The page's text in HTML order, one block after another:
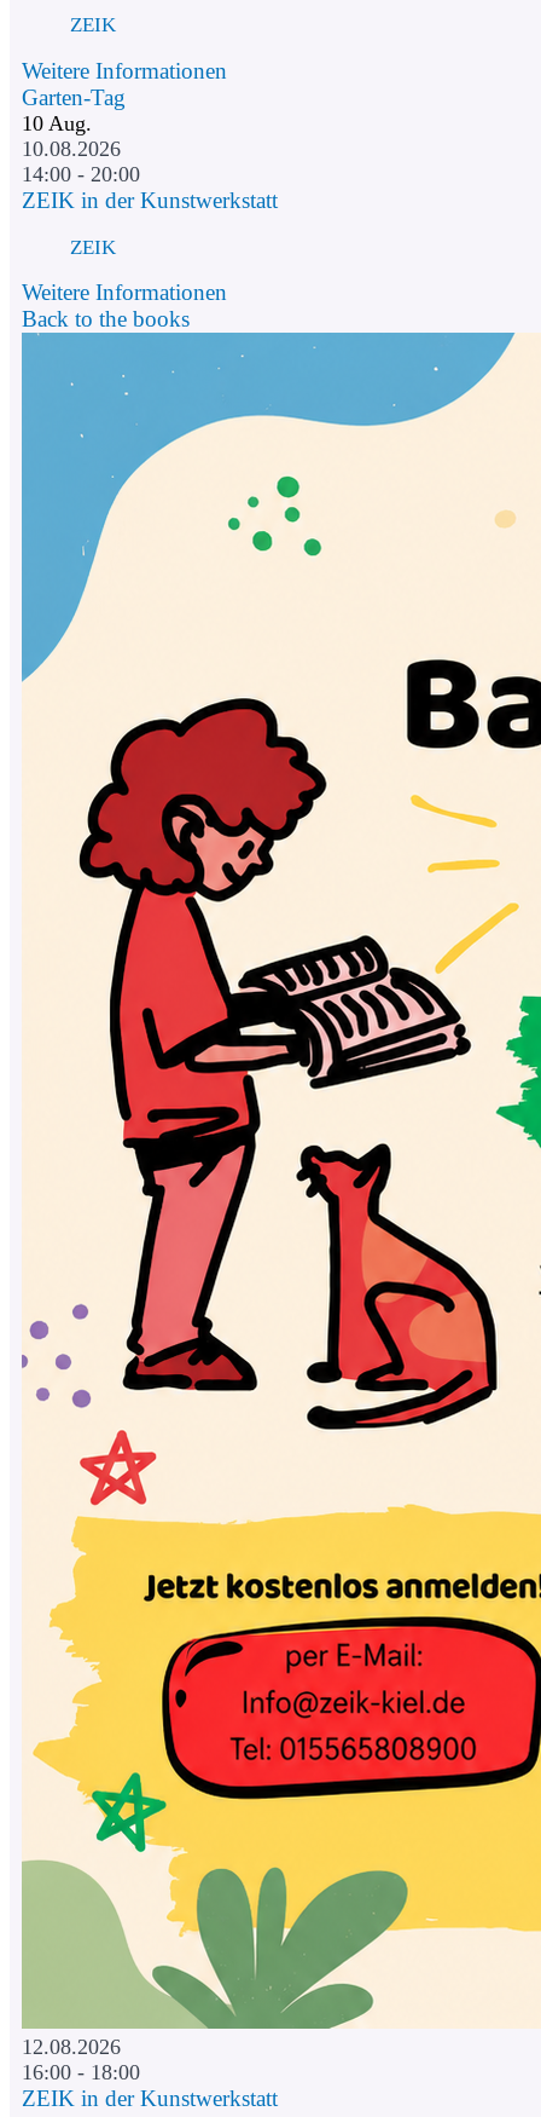
ZEIK
Weitere Informationen
Garten-Tag
10 Aug.
10.08.2026
14:00 - 20:00
ZEIK in der Kunstwerkstatt
ZEIK
Weitere Informationen
Back to the books
12.08.2026
16:00 - 18:00
ZEIK in der Kunstwerkstatt